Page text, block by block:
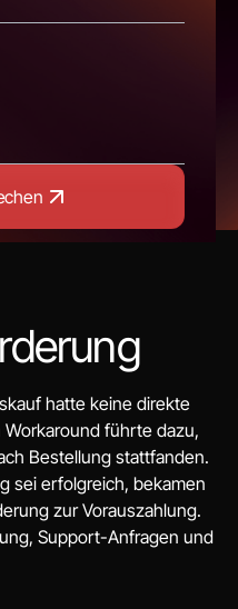
hatte keine direkte
führte dazu,
Bestellung stattfanden.
sei erfolgreich, bekamen
zur Vorauszahlung.
Support-Anfragen und